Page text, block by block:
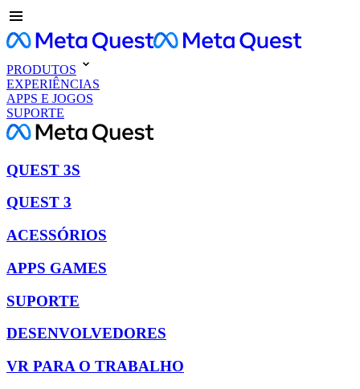
PRODUTOS
EXPERIÊNCIAS
APPS E JOGOS
SUPORTE
QUEST 3S
QUEST 3
ACESSÓRIOS
APPS GAMES
SUPORTE
DESENVOLVEDORES
VR PARA O TRABALHO